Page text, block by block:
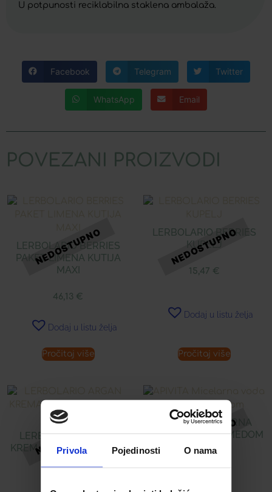
Privola Pojedinosti O nama
U potpunosti reciklabilna staklena ambalaža.
Facebook Telegram Twitter
WhatsApp Email
POVEZANI PROIZVODI
LERBOLARIO BERRIES
PAKET LIMENA KUTIJA
MAXI
46,13 €
Dodaj u listu želja
Pročitaj više
LERBOLARIO BERRIES
KUPELJ
15,47 €
Dodaj u listu želja
Pročitaj više
LERBOLARIO ARGAN
KREMA ZA LICE S ULJEM
APIVITA MICELARNA
VODA S RUŽOM I MEDOM